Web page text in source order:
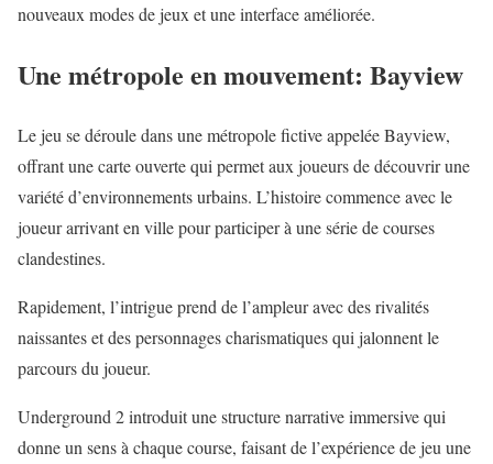
nouveaux modes de jeux et une interface améliorée.
Une métropole en mouvement: Bayview
Le jeu se déroule dans une métropole fictive appelée Bayview,
offrant une carte ouverte qui permet aux joueurs de découvrir une
variété d’environnements urbains. L’histoire commence avec le
joueur arrivant en ville pour participer à une série de courses
clandestines.
Rapidement, l’intrigue prend de l’ampleur avec des rivalités
naissantes et des personnages charismatiques qui jalonnent le
parcours du joueur.
Underground 2 introduit une structure narrative immersive qui
donne un sens à chaque course, faisant de l’expérience de jeu une